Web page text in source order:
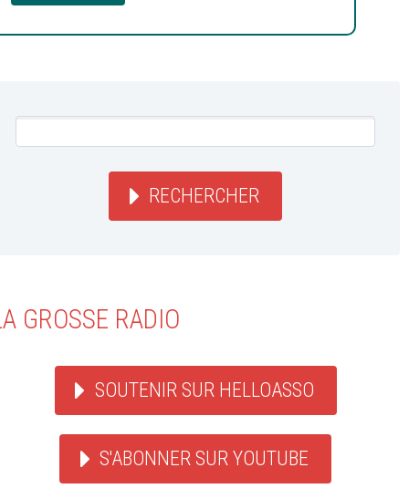
RECHERCHER
GROSSE RADIO
SOUTENIR SUR HELLOASSO
S'ABONNER SUR YOUTUBE